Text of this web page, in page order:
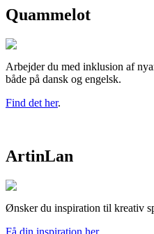
Quammelot
Arbejder du med inklusion af
både på dansk og engelsk.
Find det her.
ArtinLan
Ønsker du inspiration til kreativ
Få din inspiration her.